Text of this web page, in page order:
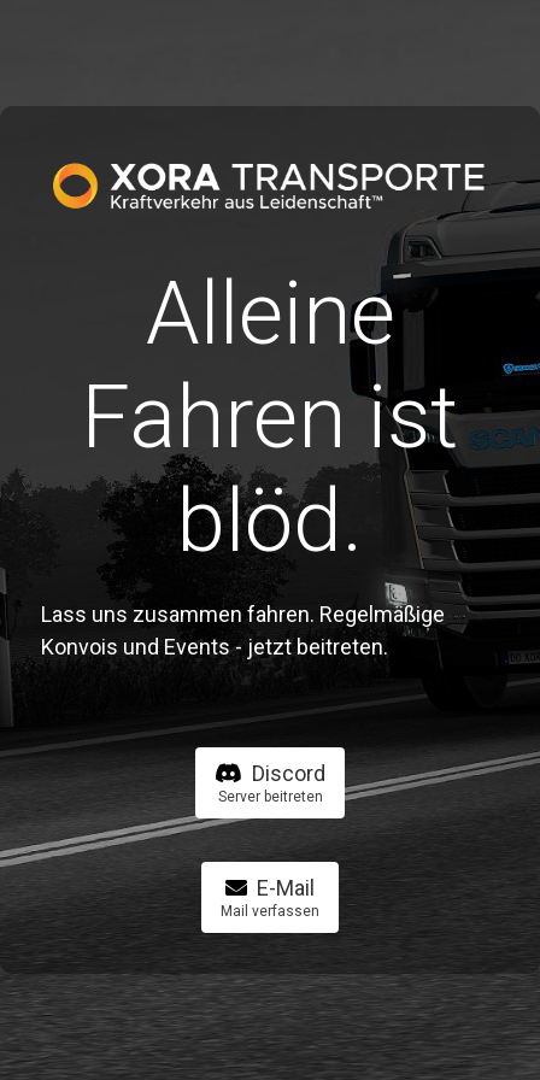
Alleine
Fahren ist
blöd.
Lass uns zusammen fahren. Regelmäßige
Konvois und Events - jetzt beitreten.
Discord
Server beitreten
E-Mail
Mail verfassen